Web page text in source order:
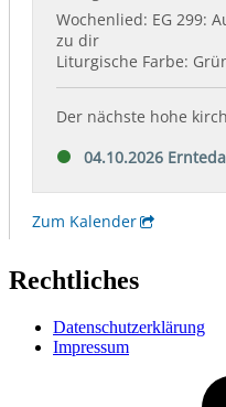
Rechtliches
Datenschutzerklärung
Impressum